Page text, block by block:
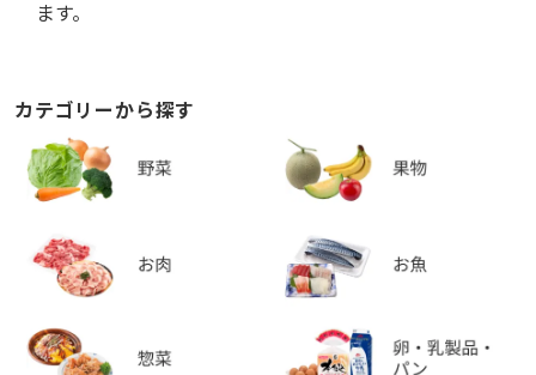
ます。
カテゴリーから探す